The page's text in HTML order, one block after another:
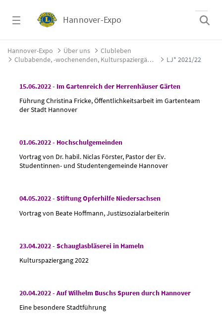
Hannover-Expo
LJ* 2021/22 - Hannover-Expo
Hannover-Expo Über uns
Clubleben
Clubabende, -wochenenden, Kulturspaziergänge und vieles mehr (* LJ = Lionsjahr von Juli bis Juni)
LJ* 2021/22
15.06.2022 - Im Gartenreich der Herrenhäuser Gärten
Führung Christina Fricke, Öffentlichkeitsarbeit im Gartenteam
der Stadt Hannover
01.06.2022 - Hochschulgemeinden
Vortrag von Dr. habil. Niclas Förster, Pastor der Ev.
Studentinnen- und Studentengemeinde Hannover
04.05.2022 - Stiftung Opferhilfe Niedersachsen
Vortrag von Beate Hoffmann, Justizsozialarbeiterin
23.04.2022 - Schauglasbläserei in Hameln
Kulturspaziergang 2022
20.04.2022 - Auf Wilhelm Buschs Spuren durch Hannover
Eine besondere Stadtführung